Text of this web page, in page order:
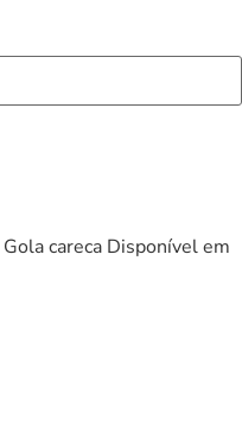
careca Disponível em